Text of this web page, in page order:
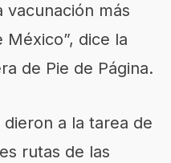
vacunación más
dice la
de Pie de Página.
a la tarea de
rutas de las